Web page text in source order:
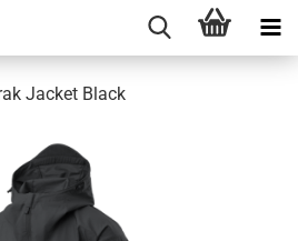
Jacket Black